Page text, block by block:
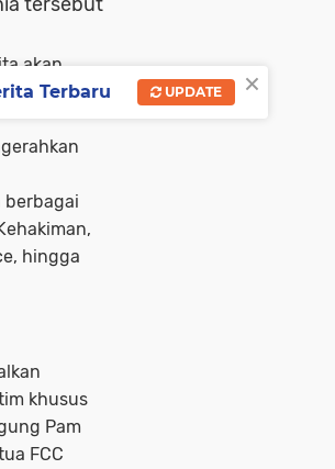
akan
di
berbagai
hingga
khusus
Pam
FCC
×
Terbaru UPDATE